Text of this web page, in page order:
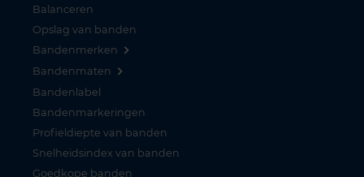
Balanceren
Opslag van banden
Bandenmerken
Bandenmaten
Bandenlabel
Bandenmarkeringen
Profieldiepte van banden
Snelheidsindex van banden
Goedkope banden